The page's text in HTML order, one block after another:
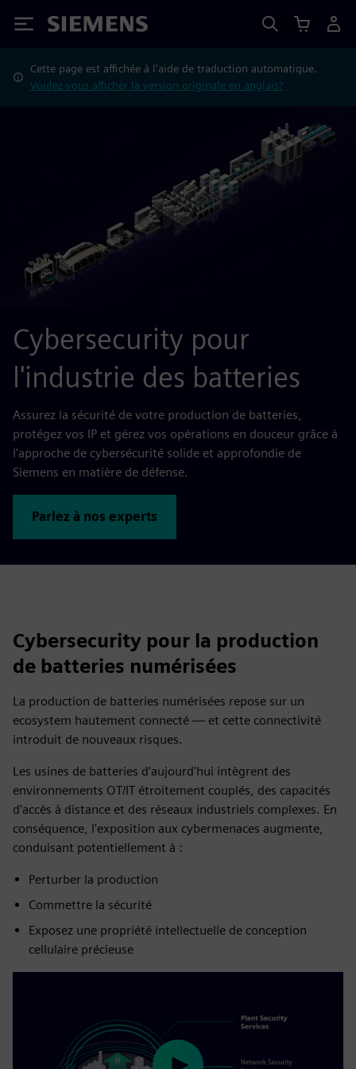
Siemens
Cette page est affichée à l'aide de traduction automatique.
Voulez-vous afficher la version originale en anglais?
Cybersecurity pour
l'industrie des batteries
Assurez la sécurité de votre production de batteries,
protégez vos IP et gérez vos opérations en douceur grâce à
l'approche de cybersécurité solide et approfondie de
Siemens en matière de défense.
Parlez à nos experts
Cybersecurity pour la production
de batteries numérisées
La production de batteries numérisées repose sur un
ecosystem hautement connecté — et cette connectivité
introduit de nouveaux risques.
Les usines de batteries d'aujourd'hui intègrent des
environnements OT/IT étroitement couplés, des capacités
d'accès à distance et des réseaux industriels complexes. En
conséquence, l'exposition aux cybermenaces augmente,
conduisant potentiellement à :
Perturber la production
Commettre la sécurité
Exposez une propriété intellectuelle de conception
cellulaire précieuse